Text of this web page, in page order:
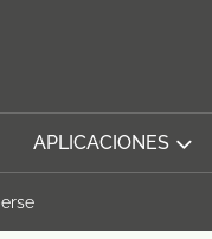
APLICACIONES